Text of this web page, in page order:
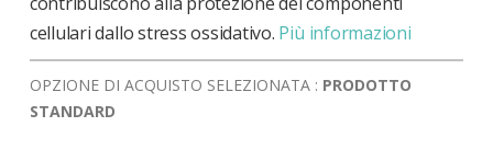
cellulari dallo stress ossidativo. Più informazioni
OPZIONE DI ACQUISTO SELEZIONATA : PRODOTTO
STANDARD